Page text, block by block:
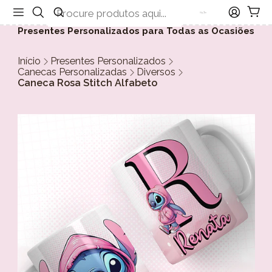
Presentes Personalizados para Todas as Ocasiões
Início
Presentes Personalizados
Canecas Personalizadas
Diversos
Caneca Rosa Stitch Alfabeto